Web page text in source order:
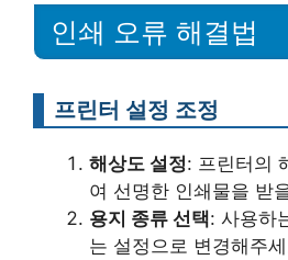
인쇄 오류 해결법
프린터 설정 조정
해상도 설정: 프린터의
여 선명한 인쇄물을 받
용지 종류 선택: 사용하
는 설정으로 변경해주